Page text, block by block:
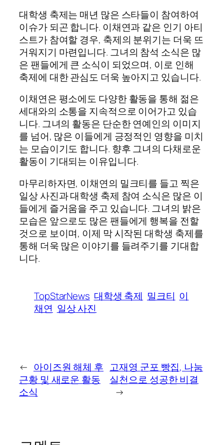
대학생 축제는 매년 많은 스타들이 참여하여
이슈가 되곤 합니다. 이채연과 같은 인기 아티
스트가 참여할 경우, 축제의 분위기는 더욱 뜨
거워지기 마련입니다. 그녀의 참석 소식은 많
은 팬들에게 큰 소식이 되었으며, 이로 인해
축제에 대한 관심도 더욱 높아지고 있습니다.
이채연은 평소에도 다양한 활동을 통해 젊은
세대와의 소통을 지속적으로 이어가고 있습
니다. 그녀의 활동은 단순한 연예인의 이미지
를 넘어, 많은 이들에게 긍정적인 영향을 미치
는 모습이기도 합니다. 향후 그녀의 다채로운
활동이 기대되는 이유입니다.
마무리하자면, 이채연의 밀크티를 들고 찍은
일상 사진과 대학생 축제 참여 소식은 많은 이
들에게 즐거움을 주고 있습니다. 그녀의 밝은
모습은 앞으로도 많은 팬들에게 행복을 전할
것으로 보이며, 이제 막 시작된 대학생 축제를
통해 더욱 많은 이야기를 들려주기를 기대합
니다.
TopStarNews 대학생 축제 밀크티 이
채연 일상 사진
← 아이즈원 해체 후
근황 및 새로운 활동
소식
고재영 군포 빵집, 나눔
실천으로 성공한 비결
→